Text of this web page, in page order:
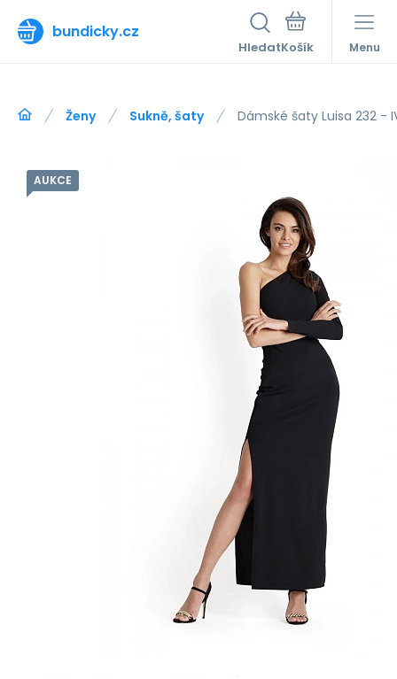
bundicky.cz
Hledat Menu
Ženy Sukně, šaty Dámské šaty Luisa 232 -
AUKCE